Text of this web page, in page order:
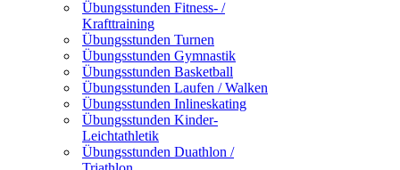
Übungsstunden Fitness- /
Krafttraining
Übungsstunden Turnen
Übungsstunden Gymnastik
Übungsstunden Basketball
Übungsstunden Laufen / Walken
Übungsstunden Inlineskating
Übungsstunden Kinder-
Leichtathletik
Übungsstunden Duathlon /